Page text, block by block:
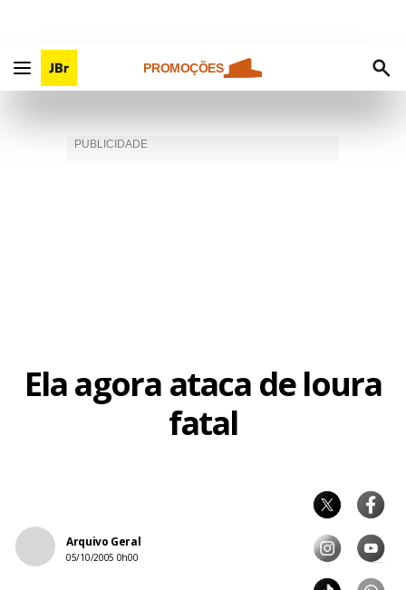
PROMOÇÕES
Ela agora ataca de loura
fatal
Arquivo Geral
05/10/2005 0h00